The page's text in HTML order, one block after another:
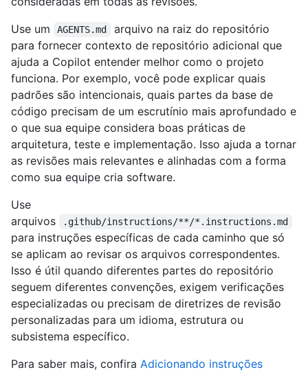
Use um
AGENTS.md
arquivo na raiz do repositório
para fornecer contexto de repositório adicional que
ajuda a Copilot entender melhor como o projeto
funciona. Por exemplo, você pode explicar quais
padrões são intencionais, quais partes da base de
código precisam de um escrutínio mais aprofundado e
o que sua equipe considera boas práticas de
arquitetura, teste e implementação. Isso ajuda a tornar
as revisões mais relevantes e alinhadas com a forma
como sua equipe cria software.
Use
arquivos
.github/instructions/**/*.instructions.md
para instruções específicas de cada caminho que só
se aplicam ao revisar os arquivos correspondentes.
Isso é útil quando diferentes partes do repositório
seguem diferentes convenções, exigem verificações
especializadas ou precisam de diretrizes de revisão
personalizadas para um idioma, estrutura ou
subsistema específico.
Para saber mais, confira Adicionando instruções